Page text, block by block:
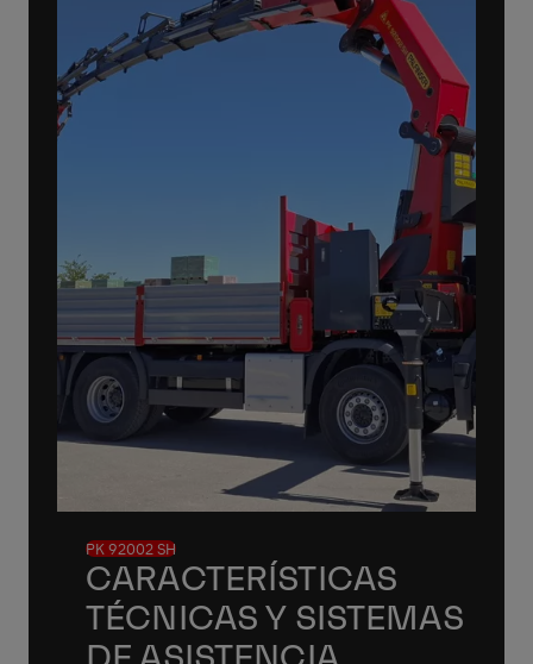
CARACTERÍSTICAS
TÉCNICAS Y SISTEMAS
DE ASISTENCIA
PK 92002 SH